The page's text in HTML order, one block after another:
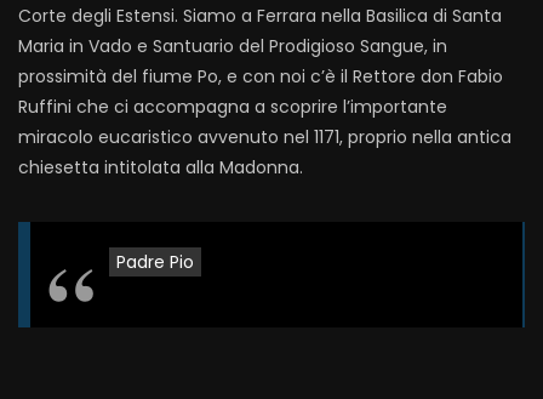
Corte degli Estensi. Siamo a Ferrara nella Basilica di Santa
Maria in Vado e Santuario del Prodigioso Sangue, in
prossimità del fiume Po, e con noi c’è il Rettore don Fabio
Ruffini che ci accompagna a scoprire l’importante
miracolo eucaristico avvenuto nel 1171, proprio nella antica
chiesetta intitolata alla Madonna.
Padre Pio